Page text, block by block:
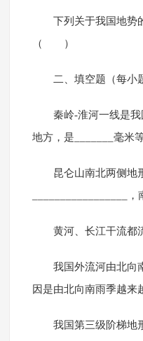
下列关于我国地势
（ ）
二、填空题（每小
秦岭-淮河一线是
地方，是_______毫米
昆仑山南北两侧地
_________________，
黄河、长江干流都
我国外流河由北向
因是由北向南雨季越来
我国第三级阶梯地